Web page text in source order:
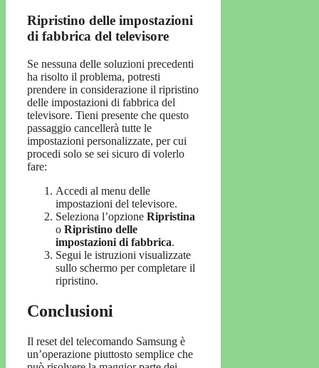
Ripristino delle impostazioni
di fabbrica del televisore
Se nessuna delle soluzioni precedenti
ha risolto il problema, potresti
prendere in considerazione il ripristino
delle impostazioni di fabbrica del
televisore. Tieni presente che questo
passaggio cancellerà tutte le
impostazioni personalizzate, per cui
procedi solo se sei sicuro di volerlo
fare:
Accedi al menu delle
impostazioni del televisore.
Seleziona l’opzione Ripristina
o Ripristino delle
impostazioni di fabbrica.
Segui le istruzioni visualizzate
sullo schermo per completare il
ripristino.
Conclusioni
Il reset del telecomando Samsung è
un’operazione piuttosto semplice che